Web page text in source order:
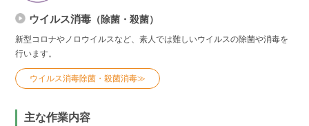
ウイルス消毒 （除菌・殺菌）
新型コロナやノロウイルスなど、素人では難しいウイルスの除菌や消毒を
行います。
ウイルス消毒除菌・殺菌消毒≫
主な作業内容